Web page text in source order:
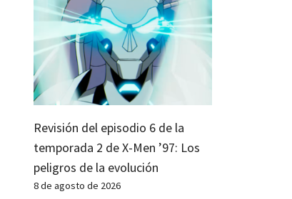
Revisión del episodio 6 de la
temporada 2 de X-Men ’97: Los
peligros de la evolución
8 de agosto de 2026